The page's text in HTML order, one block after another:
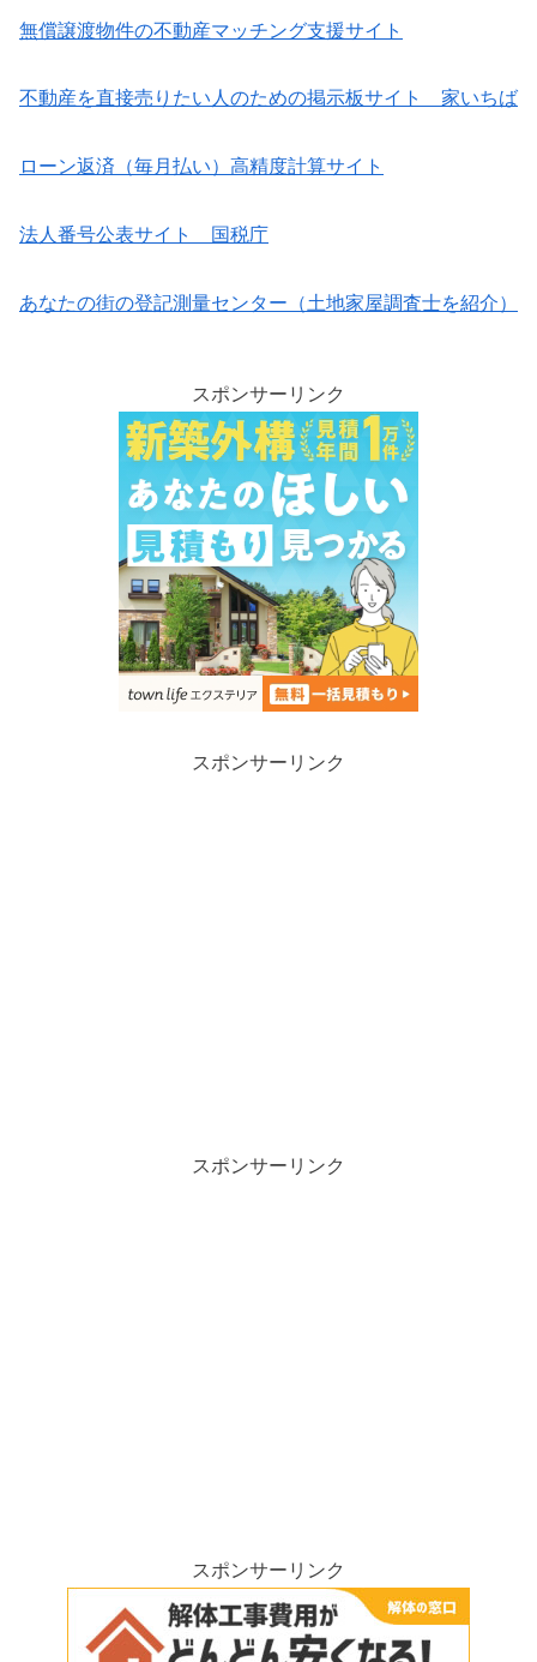
無償譲渡物件の不動産マッチング支援サイト
不動産を直接売りたい人のための掲示板サイト 家いちば
ローン返済（毎月払い）高精度計算サイト
法人番号公表サイト 国税庁
あなたの街の登記測量センター（土地家屋調査士を紹介）
スポンサーリンク
スポンサーリンク
スポンサーリンク
スポンサーリンク